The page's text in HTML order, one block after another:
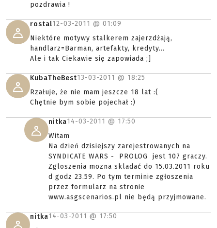
pozdrawia !
rostal12-03-2011 @ 01:09
Niektóre motywy stalkerem zajerzdżają,
handlarz=Barman, artefakty, kredyty...
Ale i tak Ciekawie się zapowiada ;]
KubaTheBest13-03-2011 @ 18:25
Rzałuje, że nie mam jeszcze 18 lat :(
Chętnie bym sobie pojechał :)
nitka14-03-2011 @ 17:50
Witam
Na dzień dzisiejszy zarejestrowanych na
SYNDICATE WARS - PROLOG jest 107 graczy.
Zgloszenia mozna skladać do 15.03.2011 roku
d godz 23.59. Po tym terminie zgłoszenia
przez formularz na stronie
www.asgscenarios.pl nie będą przyjmowane.
nitka14-03-2011 @ 17:50